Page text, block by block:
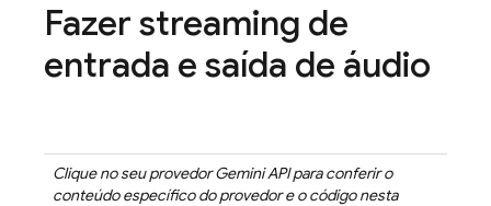
Fazer streaming de
entrada e saída de áudio
Clique no seu provedorGemini APIpara conferir o
conteúdo específico do provedor e o código nesta